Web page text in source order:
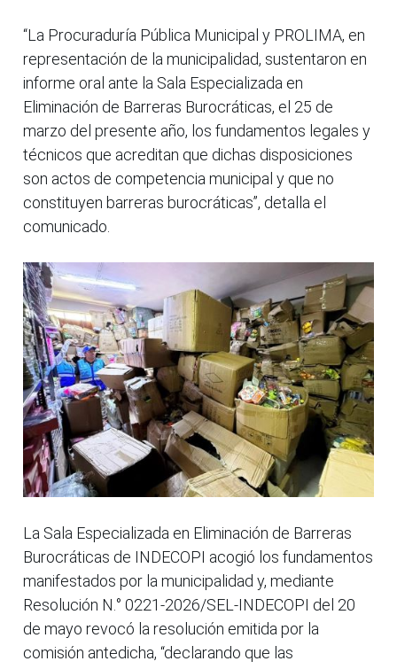
“La Procuraduría Pública Municipal y PROLIMA, en
representación de la municipalidad, sustentaron en
informe oral ante la Sala Especializada en
Eliminación de Barreras Burocráticas, el 25 de
marzo del presente año, los fundamentos legales y
técnicos que acreditan que dichas disposiciones
son actos de competencia municipal y que no
constituyen barreras burocráticas”, detalla el
comunicado.
La Sala Especializada en Eliminación de Barreras
Burocráticas de INDECOPI acogió los fundamentos
manifestados por la municipalidad y, mediante
Resolución N.° 0221-2026/SEL-INDECOPI del 20
de mayo revocó la resolución emitida por la
comisión antedicha, “declarando que las